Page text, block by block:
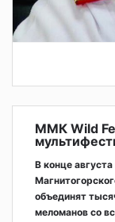
ММК Wild
В конце
объединят
меломанов со